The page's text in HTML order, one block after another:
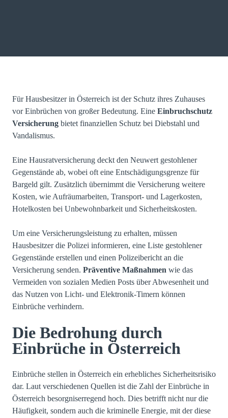
Für Hausbesitzer in Österreich ist der Schutz ihres Zuhauses
vor Einbrüchen von großer Bedeutung. Eine Einbruchschutz
Versicherung bietet finanziellen Schutz bei Diebstahl und
Vandalismus.
Eine Hausratversicherung deckt den Neuwert gestohlener
Gegenstände ab, wobei oft eine Entschädigungsgrenze für
Bargeld gilt. Zusätzlich übernimmt die Versicherung weitere
Kosten, wie Aufräumarbeiten, Transport- und Lagerkosten,
Hotelkosten bei Unbewohnbarkeit und Sicherheitskosten.
Um eine Versicherungsleistung zu erhalten, müssen
Hausbesitzer die Polizei informieren, eine Liste gestohlener
Gegenstände erstellen und einen Polizeibericht an die
Versicherung senden. Präventive Maßnahmen wie das
Vermeiden von sozialen Medien Posts über Abwesenheit und
das Nutzen von Licht- und Elektronik-Timern können
Einbrüche verhindern.
Die Bedrohung durch
Einbrüche in Österreich
Einbrüche stellen in Österreich ein erhebliches Sicherheitsrisiko
dar. Laut verschiedenen Quellen ist die Zahl der Einbrüche in
Österreich besorgniserregend hoch. Dies betrifft nicht nur die
Häufigkeit, sondern auch die kriminelle Energie, mit der diese